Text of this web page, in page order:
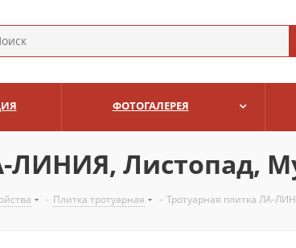
ФОТОГАЛЕРЕЯ
Листопад,
- Плитка тротуарная - Тротуарная плитка ЛА-